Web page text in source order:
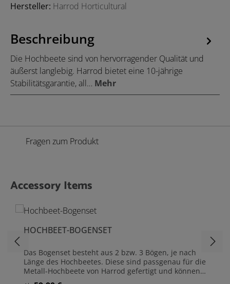
Hersteller: Harrod Horticultural
Beschreibung
Die Hochbeete sind von hervorragender Qualität und
äußerst langlebig. Harrod bietet eine 10-jährige
Stabilitätsgarantie, all… Mehr
Fragen zum Produkt
Produktgalerie überspringen
Accessory Items
HOCHBEET-BOGENSET
Das Bogenset besteht aus 2 bzw. 3 Bögen, je nach
Länge des Hochbeetes. Diese sind passgenau für die
Metall-Hochbeete von Harrod gefertigt und können
mit den beiliegenden Halterungen sicher und stabil